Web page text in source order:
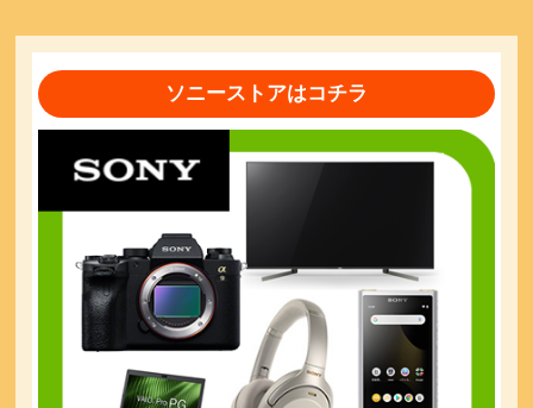
ソニーストアはコチラ